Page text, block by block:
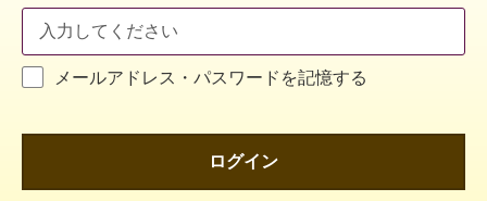
メールアドレス・パスワードを記憶する
ログイン